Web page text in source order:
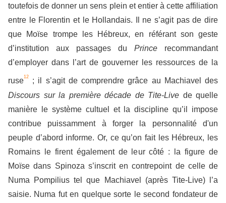
toutefois de donner un sens plein et entier à cette affiliation
entre le Florentin et le Hollandais. Il ne s’agit pas de dire
que Moïse trompe les Hébreux, en référant son geste
d’institution aux passages du Prince recommandant
d’employer dans l’art de gouverner les ressources de la
ruse12
; il s’agit de comprendre grâce au Machiavel des
Discours sur la première décade de Tite-Live de quelle
manière le système cultuel et la discipline qu’il impose
contribue puissamment à forger la personnalité d'un
peuple d’abord informe. Or, ce qu’on fait les Hébreux, les
Romains le firent également de leur côté : la figure de
Moïse dans Spinoza s’inscrit en contrepoint de celle de
Numa Pompilius tel que Machiavel (après Tite-Live) l’a
saisie. Numa fut en quelque sorte le second fondateur de